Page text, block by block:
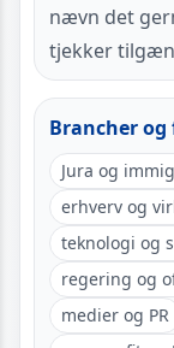
nævn det
tjekker
Brancher
Jura og
erhverv og
teknologi og
regering og
medier og PR